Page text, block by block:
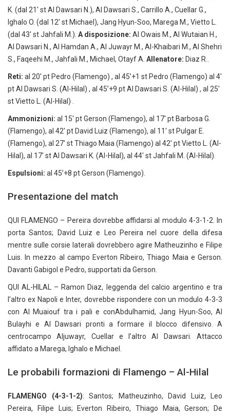
K. (dal 21′ st Al Dawsari N.), Al Dawsari S., Carrillo A., Cuellar G.,
Ighalo O. (dal 12′ st Michael), Jang Hyun-Soo, Marega M., Vietto L.
(dal 43′ st Jahfali M.). A disposizione: Al Owais M., Al Wutaian H.,
Al Dawsari N., Al Hamdan A., Al Juwayr M., Al-Khaibari M., Al Shehri
S., Faqeehi M., Jahfali M., Michael, Otayf A. Allenatore: Diaz R..
Reti: al 20′ pt Pedro (Flamengo) , al 45’+1 st Pedro (Flamengo) al 4′
pt Al Dawsari S. (Al-Hilal) , al 45’+9 pt Al Dawsari S. (Al-Hilal) , al 25′
st Vietto L. (Al-Hilal) .
Ammonizioni: al 15′ pt Gerson (Flamengo), al 17′ pt Barbosa G.
(Flamengo), al 42′ pt David Luiz (Flamengo), al 11′ st Pulgar E.
(Flamengo), al 27′ st Thiago Maia (Flamengo) al 42′ pt Vietto L. (Al-
Hilal), al 17′ st Al Dawsari K. (Al-Hilal), al 44′ st Jahfali M. (Al-Hilal).
Espulsioni: al 45’+8 pt Gerson (Flamengo).
Presentazione del match
QUI FLAMENGO – Pereira dovrebbe affidarsi al modulo 4-3-1-2. In
porta Santos; David Luiz e Leo Pereira nel cuore della difesa
mentre sulle corsie laterali dovrebbero agire Matheuzinho e Filipe
Luis. In mezzo al campo Everton Ribeiro, Thiago Maia e Gerson.
Davanti Gabigol e Pedro, supportati da Gerson.
QUI AL-HILAL – Ramon Diaz, leggenda del calcio argentino e tra
l’altro ex Napoli e Inter, dovrebbe rispondere con un modulo 4-3-3
con Al Muaiouf tra i pali e conAbdulhamid, Jang Hyun-Soo, Al
Bulayhi e Al Dawsari pronti a formare il blocco difensivo. A
centrocampo Aljuwayr, Cuellar e l’altro Al Dawsari. Attacco
affidato a Marega, Ighalo e Michael.
Le probabili formazioni di Flamengo – Al-Hilal
FLAMENGO (4-3-1-2): Santos; Matheuzinho, David Luiz, Leo
Pereira, Filipe Luis; Everton Ribeiro, Thiago Maia, Gerson; De